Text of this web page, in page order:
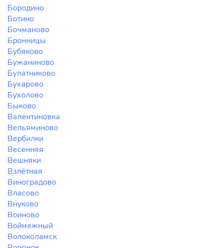
Бородино
Ботино
Бочманово
Бронницы
Бубяково
Бужаниново
Булатниково
Бухарово
Бухолово
Быково
Валентиновка
Вельяминово
Вербилки
Весенняя
Вешняки
Взлётная
Виноградово
Власово
Внуково
Воиново
Воймежный
Волоколамск